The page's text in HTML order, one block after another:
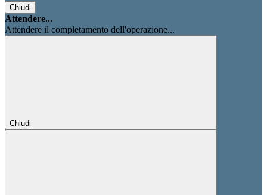
Chiudi
Attendere...
Attendere il completamento dell'operazione...
Chiudi